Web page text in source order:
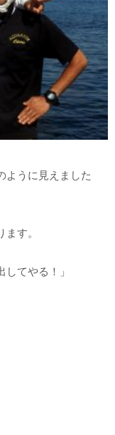
ように見えました
す。
てやる！」